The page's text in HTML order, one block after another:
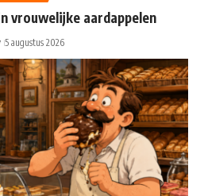
vrouwelijke aardappelen
5 augustus 2026